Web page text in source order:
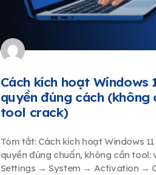
Cách kích hoạt Windows
quyền đúng cách (không
tool crack)
Tóm tắt: Cách kích hoạt Windows
quyền đúng chuẩn, không cần tool:
Settings → System → Activation →